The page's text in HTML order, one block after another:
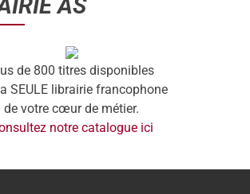
de 800 titres disponibles
SEULE librairie francophone
de votre cœur de métier.
notre catalogue ici